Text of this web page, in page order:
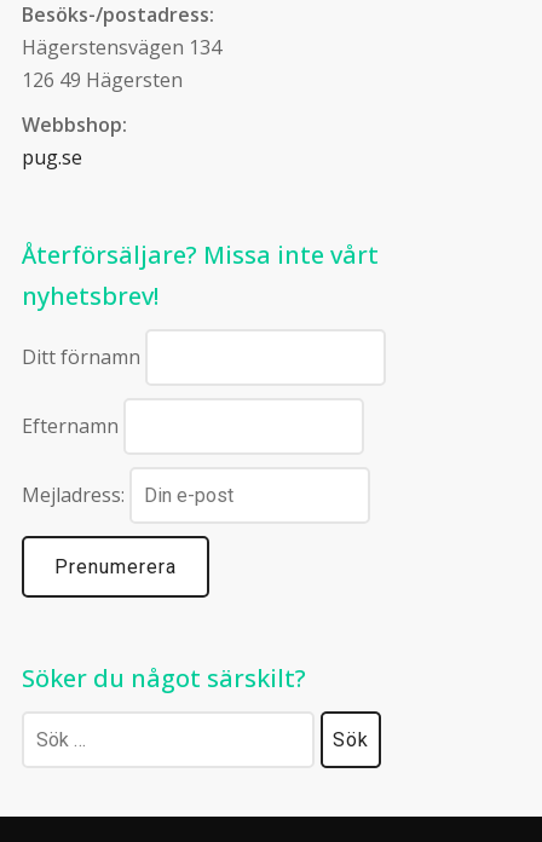
Besöks-/postadress:
Hägerstensvägen 134
126 49 Hägersten
Webbshop:
pug.se
Återförsäljare? Missa inte vårt
nyhetsbrev!
Ditt förnamn
Efternamn
Mejladress:
Söker du något särskilt?
Sök
efter: